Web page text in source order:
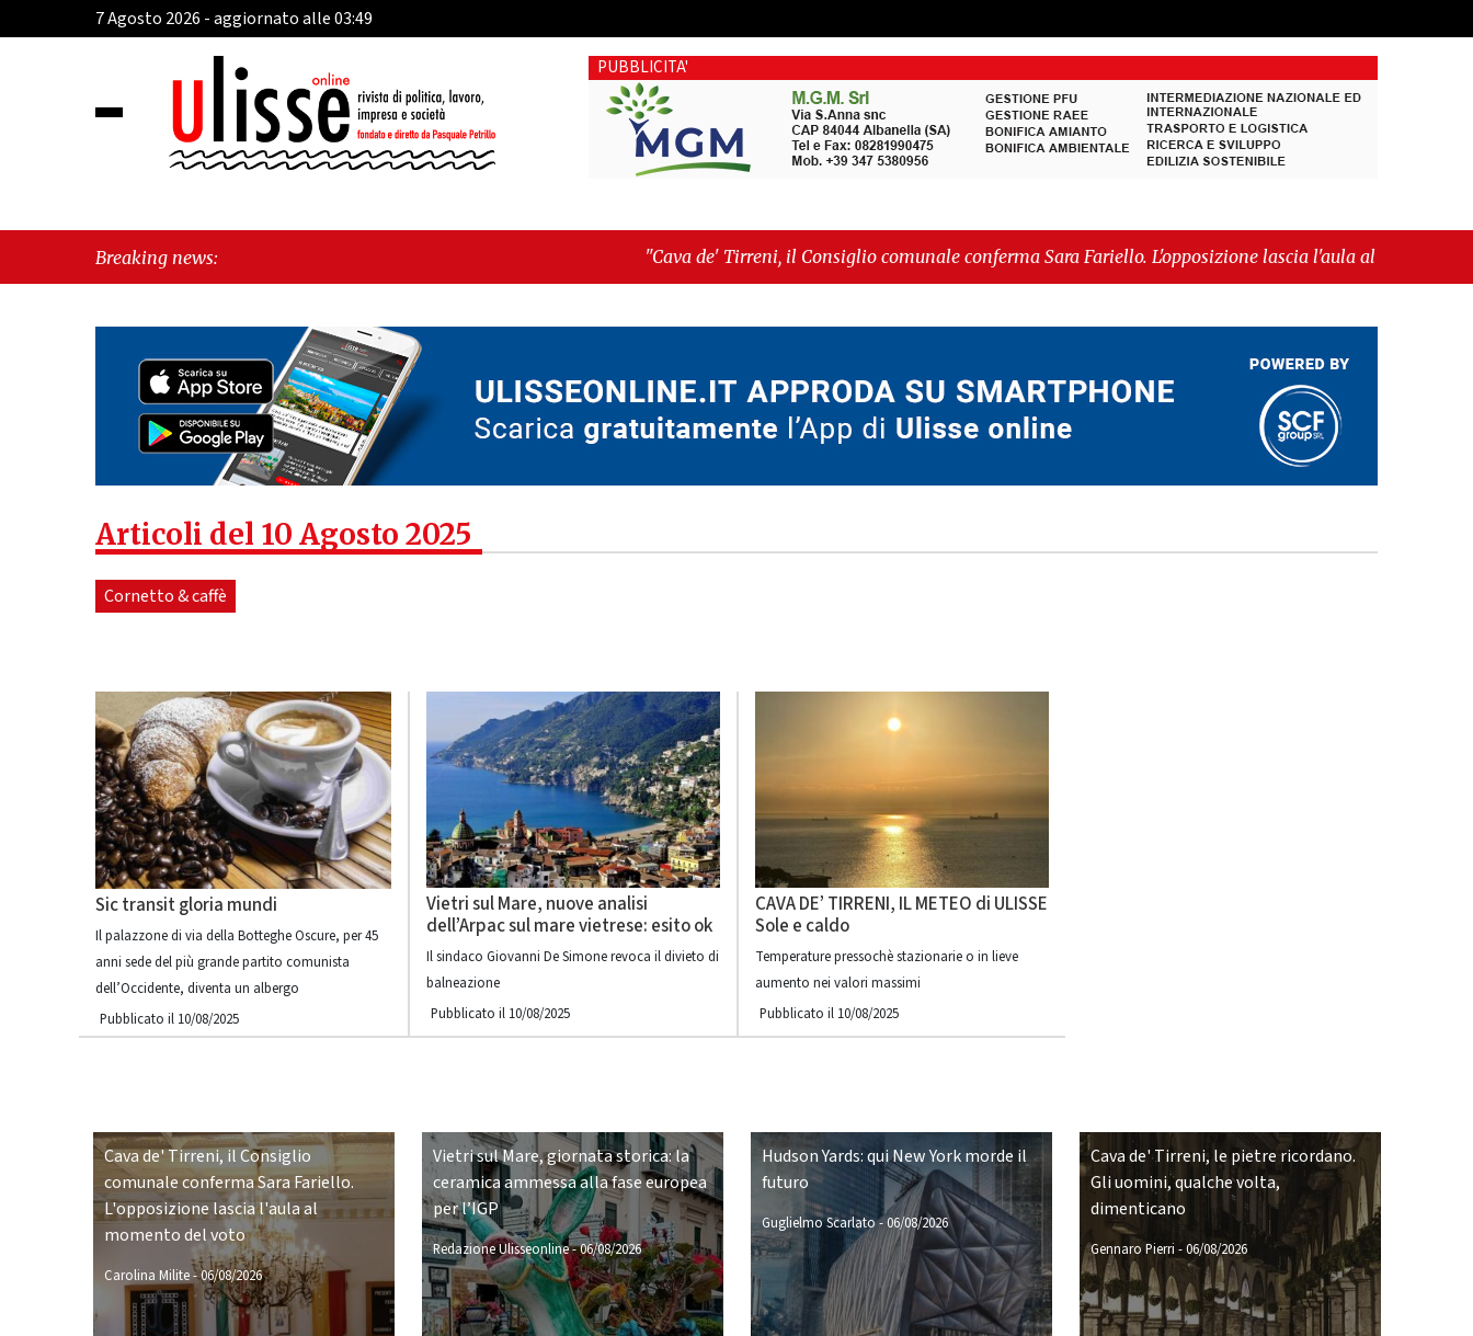
7 Agosto 2026 - aggiornato alle 03:49
PUBBLICITA'
Breaking news:
"Cava de' Tirreni, il Consiglio comunale conferma Sara Fariello. L'opposizione lascia l'aula al momento del
voto" -"Vietri sul Mare, giornata storica: la ceramica ammessa alla fase europea per l’IGP"
Articoli del 10 Agosto 2025
Cornetto & caffè
Sic transit gloria mundi
Il palazzone di via della Botteghe Oscure, per 45
anni sede del più grande partito comunista
dell’Occidente, diventa un albergo
Pubblicato il 10/08/2025
Vietri sul Mare, nuove analisi
dell’Arpac sul mare vietrese: esito ok
Il sindaco Giovanni De Simone revoca il divieto di
balneazione
Pubblicato il 10/08/2025
CAVA DE’ TIRRENI, IL METEO di ULISSE
Sole e caldo
Temperature pressochè stazionarie o in lieve
aumento nei valori massimi
Pubblicato il 10/08/2025
Cava de' Tirreni, il Consiglio
comunale conferma Sara Fariello.
L'opposizione lascia l'aula al
momento del voto
Carolina Milite-06/08/2026
Vietri sul Mare, giornata storica: la
ceramica ammessa alla fase europea
per l’IGP
Redazione Ulisseonline-06/08/2026
Hudson Yards: qui New York morde il
futuro
Guglielmo Scarlato-06/08/2026
Cava de' Tirreni, le pietre ricordano.
Gli uomini, qualche volta,
dimenticano
Gennaro Pierri -06/08/2026